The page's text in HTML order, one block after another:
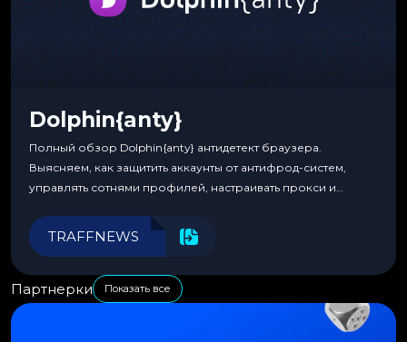
Dolphin{anty}
Полный обзор Dolphin{anty} антидетект браузера.
Выясняем, как защитить аккаунты от антифрод-систем,
управлять сотнями профилей, настраивать прокси и
эффективности.
TRAFFNEWS
Партнерки Показать все